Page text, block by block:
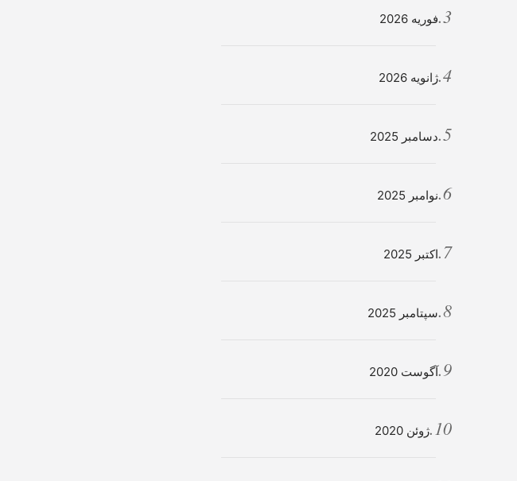
فوریه 2026
ژانویه 2026
دسامبر 2025
نوامبر 2025
اکتبر 2025
سپتامبر 2025
آگوست 2020
ژوئن 2020